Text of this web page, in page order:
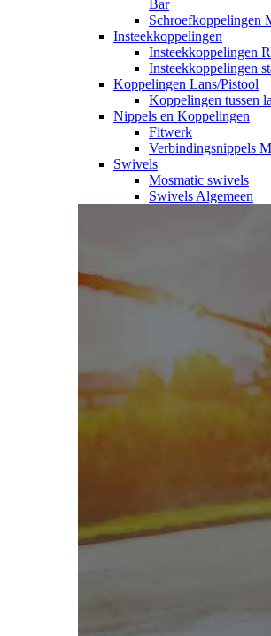
Bar
Schroefkoppelingen
Insteekkoppelingen
Insteekkoppelingen
Insteekkoppelingen
Koppelingen Lans/Pistool
Koppelingen tussen
Nippels en Koppelingen
Fitwerk
Verbindingsnippels
Swivels
Mosmatic swivels
Swivels Algemeen